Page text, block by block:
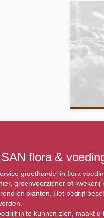
flora &
groothandel in flora
groenvoorziener of
en planten. Het bedrijf
in te kunnen zien, maakt u